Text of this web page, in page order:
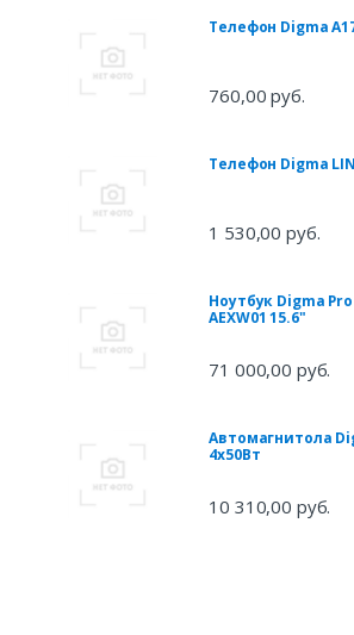
Телефон Digma
760,00 руб.
Телефон Digma
1 530,00 руб.
Ноутбук Digma
AEXW01 15.6"
71 000,00 руб.
Автомагнитола
4x50Вт
10 310,00 руб.